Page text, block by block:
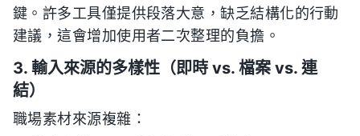
鍵。許多工具僅提供段落大意，缺乏結構化的行動
建議，這會增加使用者二次整理的負擔。
3. 輸入來源的多樣性（即時 vs. 檔案 vs. 連
結）
職場素材來源複雜：